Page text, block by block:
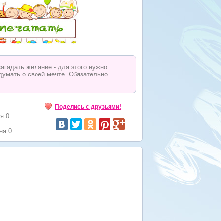
желание - для этого нужно
о своей мечте. Обязательно
Поделись с друзьями!